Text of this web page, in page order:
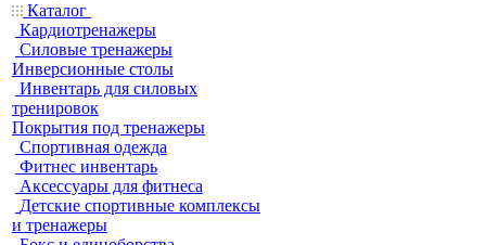
Каталог
Кардиотренажеры
Силовые тренажеры
Инверсионные столы
Инвентарь для силовых
тренировок
Покрытия под тренажеры
Спортивная одежда
Фитнес инвентарь
Аксессуары для фитнеса
Детские спортивные комплексы
и тренажеры